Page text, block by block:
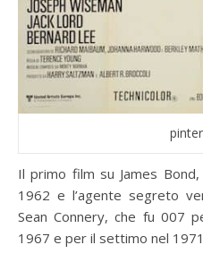
Il primo film su James
1962 e l’agente segreto
Sean Connery, che fu 007
1967 e per il settimo nel